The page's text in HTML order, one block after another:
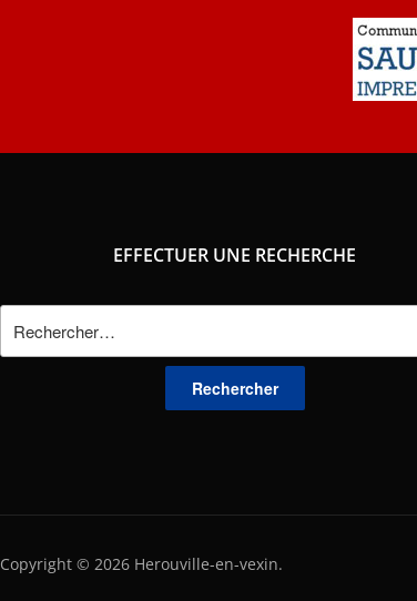
EFFECTUER UNE RECHERCHE
Copyright © 2026 Herouville-en-vexin.